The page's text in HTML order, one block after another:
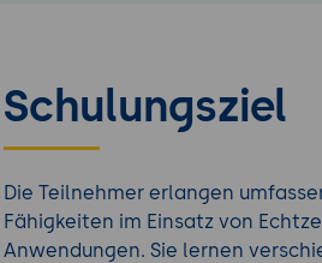
Schulungsziel
Die Teilnehmer erlangen
Fähigkeiten im Einsatz von
Anwendungen. Sie lernen